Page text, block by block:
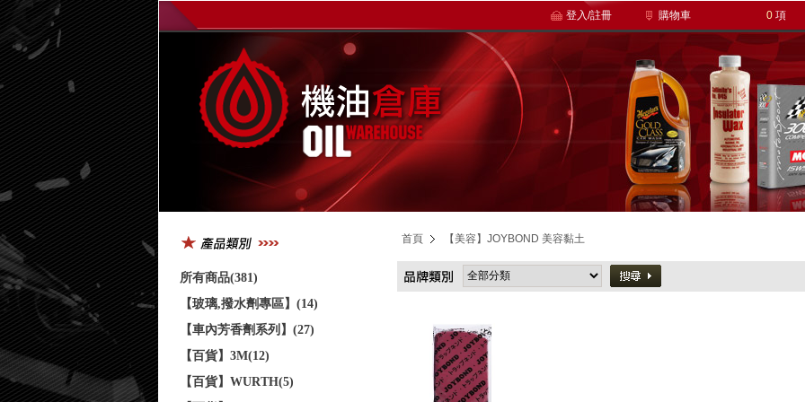
0 項
購物車
登入/註冊
所有商品(381)
【玻璃,撥水劑專區】(14)
【車內芳香劑系列】(27)
【百貨】3M(12)
【百貨】WURTH(5)
首頁 【美容】JOYBOND 美容黏土